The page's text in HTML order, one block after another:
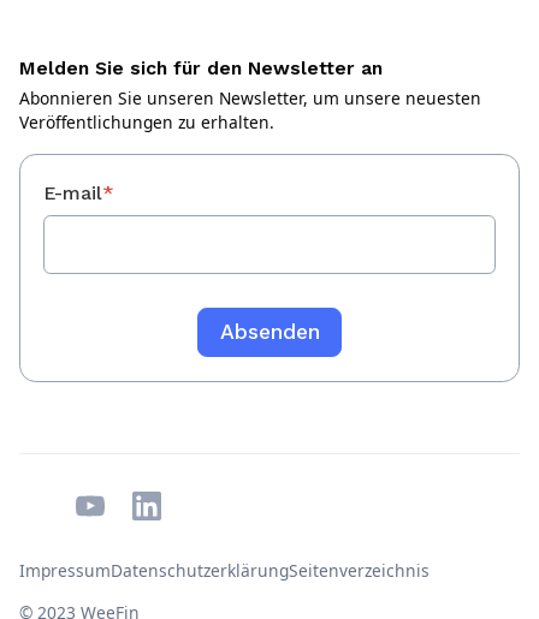
Melden Sie sich für den Newsletter an
Abonnieren Sie unseren Newsletter, um unsere neuesten
Veröffentlichungen zu erhalten.
E-mail*
© 2023 WeeFin
ImpressumDatenschutzerklärungSeitenverzeichnis